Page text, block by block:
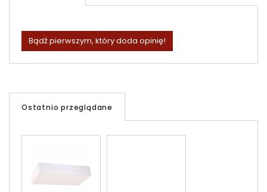
Bądź pierwszym, który doda opinię!
Ostatnio przeglądane